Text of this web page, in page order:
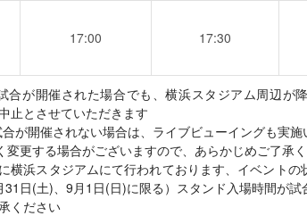
17:00 17:30
合が開催された場合でも、横浜スタジアム周辺が
止とさせていただきます
が開催されない場合は、ライブビューイングも実施
更する場合がございますので、あらかじめご了承
横浜スタジアムにて行われております、イベント
日(土)、9月1日(日)に限る）スタンド入場時間が
ください